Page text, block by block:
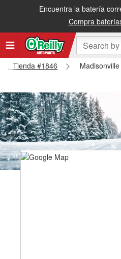
Encuentra la batería
Compra
Tienda #1846